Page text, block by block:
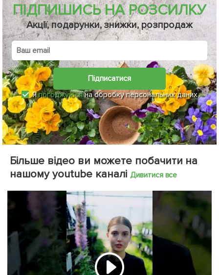
ПІДПИШИСЬ НА РОЗСИЛКУ
Акції, подарунки, знижки, розпродаж
Підписатися
Япогоджуюсяна обробку персональних даних
Більше відео ви можете побачити на
нашому youtube каналі Дивитися все